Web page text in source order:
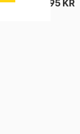
195 KR